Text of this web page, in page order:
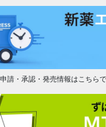
請・承認・発売情報はこちらで